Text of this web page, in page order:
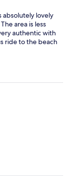
absolutely lovely
area is less
authentic with
ride to the beach